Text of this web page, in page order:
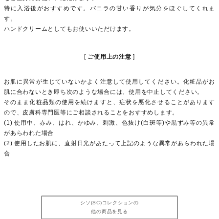
特に入浴後がおすすめです。バニラの甘い香りが気分をほぐしてくれま
す。
ハンドクリームとしてもお使いいただけます。
ご使用上の注意
お肌に異常が生じていないかよく注意して使用してください。化粧品がお
肌に合わないとき即ち次のような場合には、使用を中止してください。
そのまま化粧品類の使用を続けますと、症状を悪化させることがあります
ので、皮膚科専門医等にご相談されることをおすすめします。
(1) 使用中、赤み、はれ、かゆみ、刺激、色抜け(白斑等)や黒ずみ等の異常
があらわれた場合
(2) 使用したお肌に、直射日光があたって上記のような異常があらわれた場
合
シソ(SC)コレクションの
他の商品を見る